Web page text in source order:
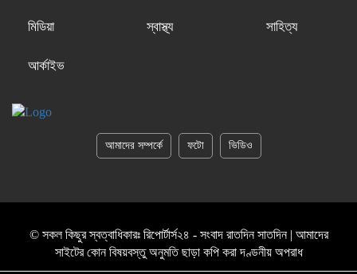
মিডিয়া স্বাস্থ্য সাহিত্য
আর্কাইভ
আমাদের সম্পর্কে ফটো ভিডিও
© সকল কিছুর স্বত্বাধিকারঃ রিপোর্টার্স২৪ - সংবাদ রাতদিন সাতদিন | আমাদের
সাইটের কোন বিষয়বস্তু অনুমতি ছাড়া কপি করা দণ্ডনীয় অপরাধ